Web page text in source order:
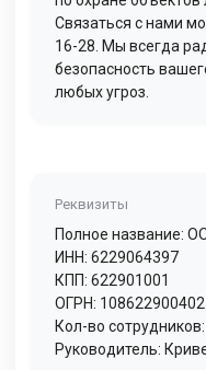
Связаться с нами
16-28. Мы всегда
безопасность
любых угроз.
Реквизиты
Полное название:
ИНН: 6229064397
КПП: 622901001
ОГРН:
Кол-во
Руководитель: